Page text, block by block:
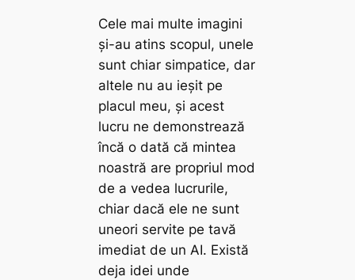
Cele mai multe imagini
și-au atins scopul, unele
sunt chiar simpatice, dar
altele nu au ieșit pe
placul meu, și acest
lucru ne demonstrează
încă o dată că mintea
noastră are propriul mod
de a vedea lucrurile,
chiar dacă ele ne sunt
uneori servite pe tavă
imediat de un AI. Există
deja idei unde